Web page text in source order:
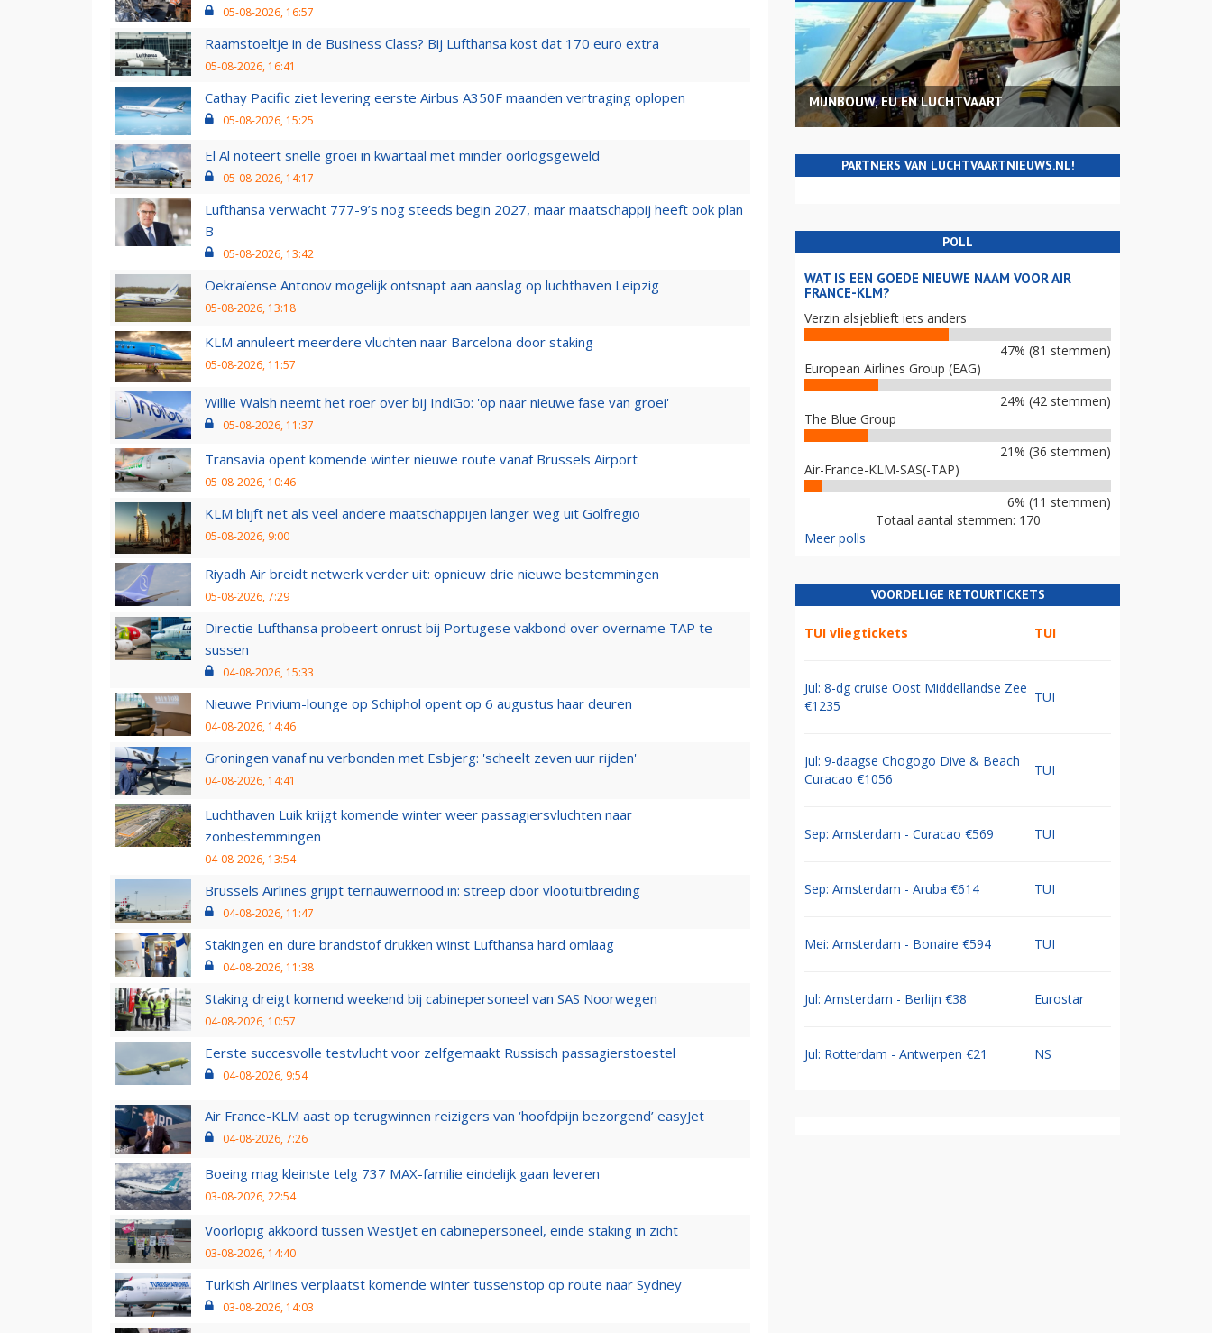
05-08-2026, 16:57
Raamstoeltje in de Business Class? Bij Lufthansa kost dat 170 euro extra
05-08-2026, 16:41
Cathay Pacific ziet levering eerste Airbus A350F maanden vertraging oplopen
05-08-2026, 15:25
El Al noteert snelle groei in kwartaal met minder oorlogsgeweld
05-08-2026, 14:17
Lufthansa verwacht 777-9’s nog steeds begin 2027, maar maatschappij heeft ook plan
B
05-08-2026, 13:42
Oekraïense Antonov mogelijk ontsnapt aan aanslag op luchthaven Leipzig
05-08-2026, 13:18
KLM annuleert meerdere vluchten naar Barcelona door staking
05-08-2026, 11:57
Willie Walsh neemt het roer over bij IndiGo: 'op naar nieuwe fase van groei'
05-08-2026, 11:37
Transavia opent komende winter nieuwe route vanaf Brussels Airport
05-08-2026, 10:46
KLM blijft net als veel andere maatschappijen langer weg uit Golfregio
05-08-2026, 9:00
Riyadh Air breidt netwerk verder uit: opnieuw drie nieuwe bestemmingen
05-08-2026, 7:29
Directie Lufthansa probeert onrust bij Portugese vakbond over overname TAP te
sussen
04-08-2026, 15:33
Nieuwe Privium-lounge op Schiphol opent op 6 augustus haar deuren
04-08-2026, 14:46
Groningen vanaf nu verbonden met Esbjerg: 'scheelt zeven uur rijden'
04-08-2026, 14:41
Luchthaven Luik krijgt komende winter weer passagiersvluchten naar
zonbestemmingen
04-08-2026, 13:54
Brussels Airlines grijpt ternauwernood in: streep door vlootuitbreiding
04-08-2026, 11:47
Stakingen en dure brandstof drukken winst Lufthansa hard omlaag
04-08-2026, 11:38
Staking dreigt komend weekend bij cabinepersoneel van SAS Noorwegen
04-08-2026, 10:57
Eerste succesvolle testvlucht voor zelfgemaakt Russisch passagierstoestel
04-08-2026, 9:54
Air France-KLM aast op terugwinnen reizigers van ‘hoofdpijn bezorgend’ easyJet
04-08-2026, 7:26
Boeing mag kleinste telg 737 MAX-familie eindelijk gaan leveren
03-08-2026, 22:54
Voorlopig akkoord tussen WestJet en cabinepersoneel, einde staking in zicht
03-08-2026, 14:40
Turkish Airlines verplaatst komende winter tussenstop op route naar Sydney
03-08-2026, 14:03
MIJNBOUW, EU EN LUCHTVAART
PARTNERS VAN LUCHTVAARTNIEUWS.NL!
POLL
WAT IS EEN GOEDE NIEUWE NAAM VOOR AIR
FRANCE-KLM?
Verzin alsjeblieft iets anders
47% (81 stemmen)
European Airlines Group (EAG)
24% (42 stemmen)
The Blue Group
21% (36 stemmen)
Air-France-KLM-SAS(-TAP)
6% (11 stemmen)
Totaal aantal stemmen: 170
Meer polls
VOORDELIGE RETOURTICKETS
TUI vliegtickets TUI
Jul: 8-dg cruise Oost Middellandse Zee
€1235
TUI
Jul: 9-daagse Chogogo Dive & Beach
Curacao €1056
TUI
Sep: Amsterdam - Curacao €569 TUI
Sep: Amsterdam - Aruba €614 TUI
Mei: Amsterdam - Bonaire €594 TUI
Jul: Amsterdam - Berlijn €38 Eurostar
Jul: Rotterdam - Antwerpen €21 NS